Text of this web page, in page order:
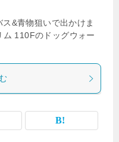
&青物狙いで出かけま
ム 110Fのドッグウォー